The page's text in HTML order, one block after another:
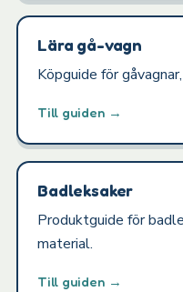
Lära gå-vagn
Köpguide för
Till guiden →
Badleksaker
Produktguide för
material.
Till guiden →